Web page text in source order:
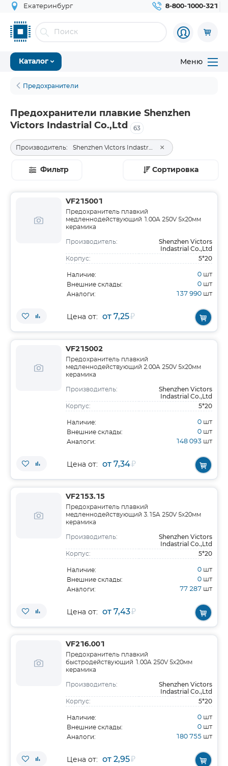
Екатеринбург 8-800-1000-321
Каталог Меню
Предохранители
Предохранители плавкие Shenzhen
Victors Indastrial Co.,Ltd
63
Производитель: ×
Фильтр Сортировка
VF215001
Предохранитель плавкий
медленнодействующий 1.00A 250V 5х20мм
керамика
Производитель:
Shenzhen Victors
Indastrial Co.,Ltd
Корпус: 5*20
Наличие: 0 шт
Внешние склады: 0 шт
Аналоги: 137 990 шт
Цена от: от 7,25₽
VF215002
Предохранитель плавкий
медленнодействующий 2.00A 250V 5х20мм
керамика
Производитель:
Shenzhen Victors
Indastrial Co.,Ltd
Корпус: 5*20
Наличие: 0 шт
Внешние склады: 0 шт
Аналоги: 148 093 шт
Цена от: от 7,34₽
VF2153.15
Предохранитель плавкий
медленнодействующий 3.15A 250V 5х20мм
керамика
Производитель:
Shenzhen Victors
Indastrial Co.,Ltd
Корпус: 5*20
Наличие: 0 шт
Внешние склады: 0 шт
Аналоги: 77 287 шт
Цена от: от 7,43₽
VF216.001
Предохранитель плавкий
быстродействующий 1.00A 250V 5х20мм
керамика
Производитель:
Shenzhen Victors
Indastrial Co.,Ltd
Корпус: 5*20
Наличие: 0 шт
Внешние склады: 0 шт
Аналоги: 180 755 шт
Цена от: от 2,95₽